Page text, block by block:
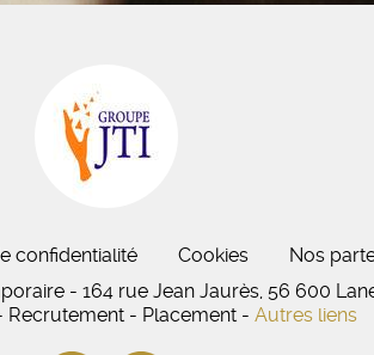
confidentialité Cookies
Nos
- 164 rue Jean Jaurès, 56 600
Recrutement - Placement - Autres liens